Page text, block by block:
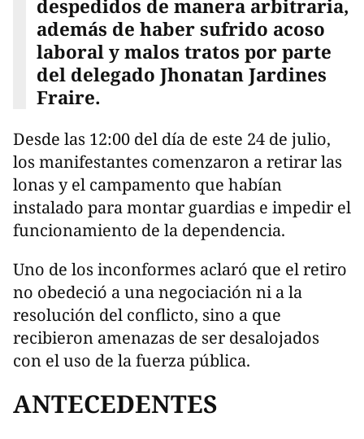
despedidos de manera arbitraria,
además de haber sufrido acoso
laboral y malos tratos por parte
del delegado Jhonatan Jardines
Fraire.
Desde las 12:00 del día de este 24 de julio,
los manifestantes comenzaron a retirar las
lonas y el campamento que habían
instalado para montar guardias e impedir el
funcionamiento de la dependencia.
Uno de los inconformes aclaró que el retiro
no obedeció a una negociación ni a la
resolución del conflicto, sino a que
recibieron amenazas de ser desalojados
con el uso de la fuerza pública.
ANTECEDENTES